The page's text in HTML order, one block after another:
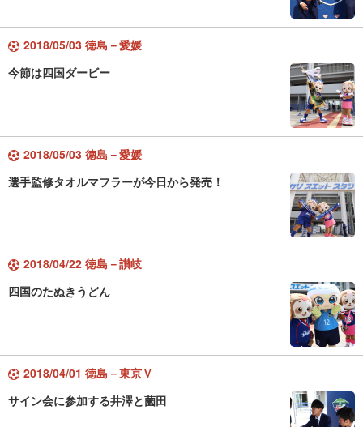
2018/05/03 徳島－愛媛
今節は四国ダービー
2018/05/03 徳島－愛媛
選手監修タオルマフラーが今日から発売！
2018/04/22 徳島－讃岐
四国のたぬきうどん
2018/04/01 徳島－東京Ｖ
サイン会に参加する井澤と薗田